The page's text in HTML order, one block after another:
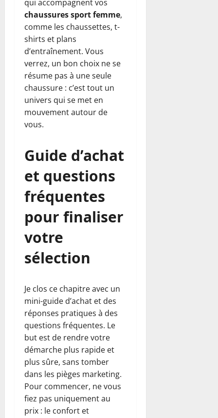
qui accompagnent vos
chaussures sport femme,
comme les chaussettes, t-
shirts et plans
d’entraînement. Vous
verrez, un bon choix ne se
résume pas à une seule
chaussure : c’est tout un
univers qui se met en
mouvement autour de
vous.
Guide d’achat
et questions
fréquentes
pour finaliser
votre
sélection
Je clos ce chapitre avec un
mini-guide d’achat et des
réponses pratiques à des
questions fréquentes. Le
but est de rendre votre
démarche plus rapide et
plus sûre, sans tomber
dans les pièges marketing.
Pour commencer, ne vous
fiez pas uniquement au
prix : le confort et